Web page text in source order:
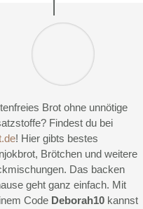
Brot ohne unnötige
Findest du bei
! Hier gibts bestes
Brötchen und weitere
Das backen
geht ganz einfach. Mit
Code Deborah10kannst